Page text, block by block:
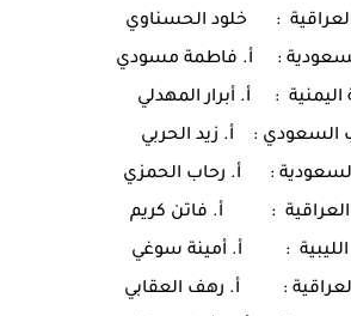
العراقية : خلود الحسناوي
السعودية : أ. فاطمة مسودي
اليمنية : أ. أبرار المهدلي
السعودي : أ. زيد الحربي
السعودية : أ. رحاب الحمزي
العراقية : أ. فاتن كريم
الليبية : أ. أمينة سوغي
العراقية : أ. رهف العقابي